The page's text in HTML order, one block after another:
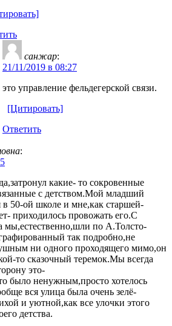
санжар:
21/11/2019 в 08:27
это управление фельдегерской связи.
[Цитировать]
Ответить
:
какие- то сокровенные
с детством.Мой младший
в 50-ой школе и мне,как старшей-
приходилось провожать его.С
мы,естественно,шли по А.Толсто-
так подробно,не
ни одного проходящего мимо,он
то сказочный теремок.Мы всегда
это-
было ненужным,просто хотелось
вся улица была очень зелё-
и уютной,как все улочки этого
детства.